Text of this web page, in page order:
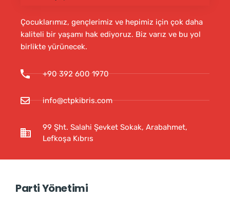
Çocuklarımız, gençlerimiz ve hepimiz için çok daha
kaliteli bir yaşamı hak ediyoruz. Biz varız ve bu yol
birlikte yürünecek.
+90 392 600 1970
info@ctpkibris.com
99 Şht. Salahi Şevket Sokak, Arabahmet,
Lefkoşa Kıbrıs
Parti Yönetimi